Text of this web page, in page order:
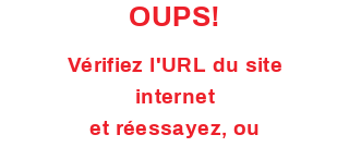
OUPS!
Vérifiez l'URL du site
internet
et réessayez, ou